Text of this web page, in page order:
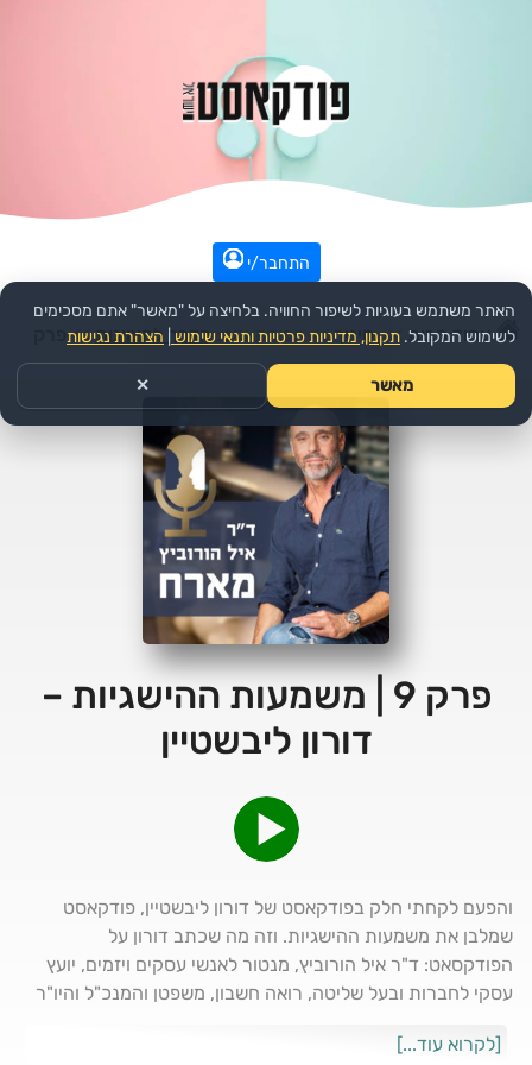
התחבר/י
עמוד הבית >> חינוך >> הפודקאסט: הדרך למצוינות >>
פרק 9 | משמעות ההישגיות –
דורון ליבשטיין
והפעם לקחתי חלק בפודקאסט של דורון ליבשטיין, פודקאסט
שמלבן את משמעות ההישגיות. וזה מה שכתב דורון על
הפודקסאט: ד"ר איל הורוביץ, מנטור לאנשי עסקים ויזמים, יועץ
עסקי לחברות ובעל שליטה, רואה חשבון, משפטן והמנכ"ל והיו"ר
אנשי עסקים, חברות ובעלי שליטה בישראל ובעולם, בתחום
[לקרוא עוד...]
האתר משתמש בעוגיות לשיפור החוויה. בלחיצה על "מאשר" אתם מסכימים
לשימוש המקובל. תקנון, מדיניות פרטיות ותנאי שימוש הצהרת נגישות
מאשר ✕